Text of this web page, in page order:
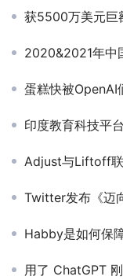
获5500万美元巨额
2020&2021年中
蛋糕快被OpenAI
印度教育科技平台
Adjust与Liftoff联合发布《
Twitter发布《迈向
Habby是如何保
用了 ChatGPT 刚